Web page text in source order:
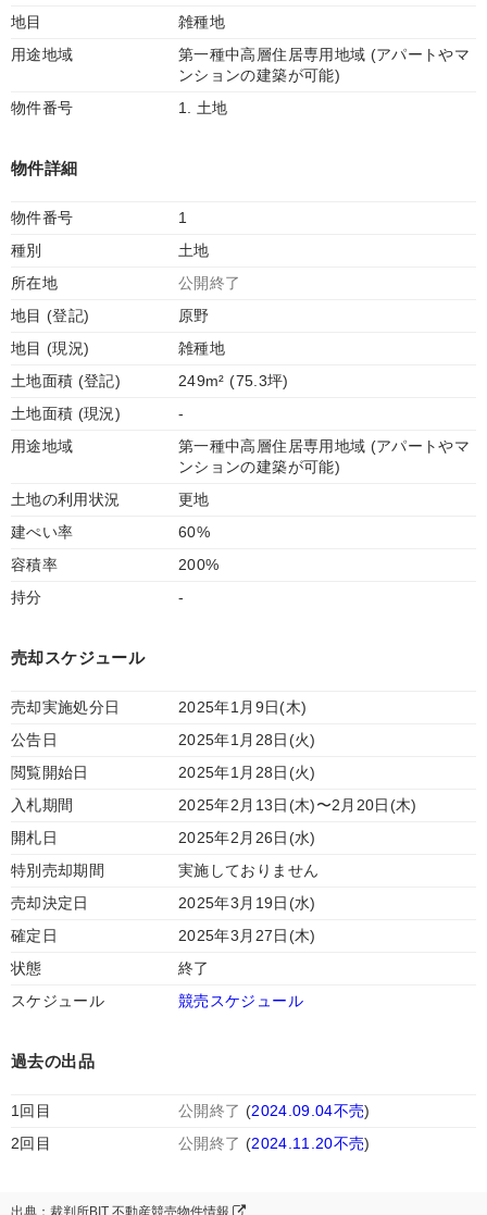
地目
雑種地
用途地域
第一種中高層住居専用地域 (アパートやマ
ンションの建築が可能)
物件番号
1. 土地
物件詳細
物件番号
1
種別
土地
所在地
公開終了
地目 (登記)
原野
地目 (現況)
雑種地
土地面積 (登記)
249m² (75.3坪)
土地面積 (現況)
-
用途地域
第一種中高層住居専用地域 (アパートやマ
ンションの建築が可能)
土地の利用状況
更地
建ぺい率
60%
容積率
200%
持分
-
売却スケジュール
売却実施処分日
2025年1月9日(木)
公告日
2025年1月28日(火)
閲覧開始日
2025年1月28日(火)
入札期間
2025年2月13日(木)〜2月20日(木)
開札日
2025年2月26日(水)
特別売却期間
実施しておりません
売却決定日
2025年3月19日(水)
確定日
2025年3月27日(木)
状態
終了
スケジュール
競売スケジュール
過去の出品
1回目 公開終了 (2024.09.04不売)
2回目
公開終了 (2024.11.20不売)
出典：裁判所BIT 不動産競売物件情報